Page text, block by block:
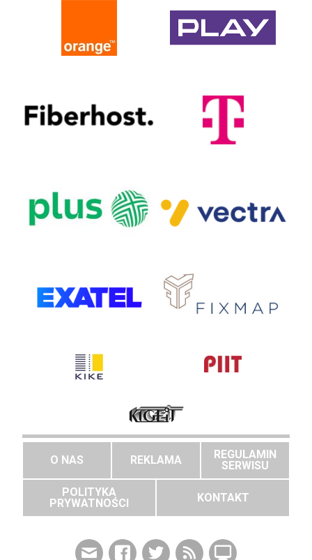
O NAS REKLAMA
REGULAMIN
SERWISU
POLITYKA
PRYWATNOŚCI
KONTAKT